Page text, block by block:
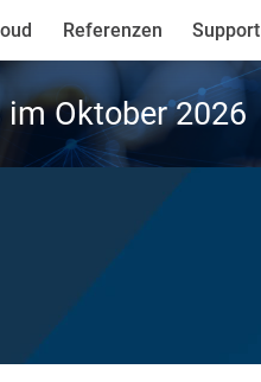
Referenzen Support
im Oktober 2026